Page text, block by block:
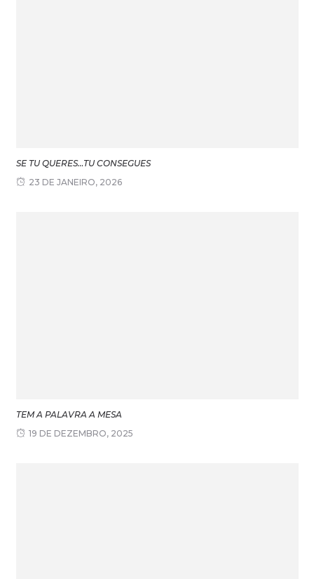
SE TU QUERES…TU CONSEGUES
23 DE JANEIRO, 2026
TEM A PALAVRA A MESA
19 DE DEZEMBRO, 2025